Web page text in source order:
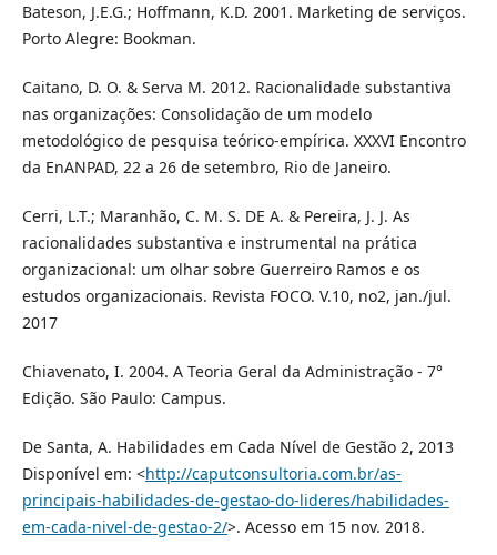
Bateson, J.E.G.; Hoffmann, K.D. 2001. Marketing de serviços.
Porto Alegre: Bookman.
Caitano, D. O. & Serva M. 2012. Racionalidade substantiva
nas organizações: Consolidação de um modelo
metodológico de pesquisa teórico-empírica. XXXVI Encontro
da EnANPAD, 22 a 26 de setembro, Rio de Janeiro.
Cerri, L.T.; Maranhão, C. M. S. DE A. & Pereira, J. J. As
racionalidades substantiva e instrumental na prática
organizacional: um olhar sobre Guerreiro Ramos e os
estudos organizacionais. Revista FOCO. V.10, no2, jan./jul.
2017
Chiavenato, I. 2004. A Teoria Geral da Administração - 7°
Edição. São Paulo: Campus.
De Santa, A. Habilidades em Cada Nível de Gestão 2, 2013
Disponível em: <http://caputconsultoria.com.br/as-
principais-habilidades-de-gestao-do-lideres/habilidades-
em-cada-nivel-de-gestao-2/>. Acesso em 15 nov. 2018.